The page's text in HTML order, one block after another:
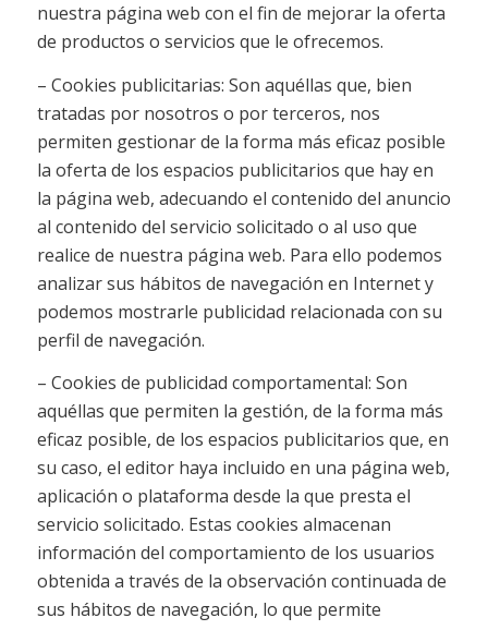
nuestra página web con el fin de mejorar la oferta
de productos o servicios que le ofrecemos.
– Cookies publicitarias: Son aquéllas que, bien
tratadas por nosotros o por terceros, nos
permiten gestionar de la forma más eficaz posible
la oferta de los espacios publicitarios que hay en
la página web, adecuando el contenido del anuncio
al contenido del servicio solicitado o al uso que
realice de nuestra página web. Para ello podemos
analizar sus hábitos de navegación en Internet y
podemos mostrarle publicidad relacionada con su
perfil de navegación.
– Cookies de publicidad comportamental: Son
aquéllas que permiten la gestión, de la forma más
eficaz posible, de los espacios publicitarios que, en
su caso, el editor haya incluido en una página web,
aplicación o plataforma desde la que presta el
servicio solicitado. Estas cookies almacenan
información del comportamiento de los usuarios
obtenida a través de la observación continuada de
sus hábitos de navegación, lo que permite